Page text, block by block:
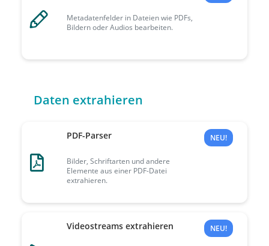
Metadatenfelder in Dateien wie PDFs,
Bildern oder Audios bearbeiten.
Daten extrahieren
PDF-Parser
Bilder, Schriftarten und andere
Elemente aus einer PDF-Datei
extrahieren.
NEU!
Videostreams extrahieren NEU!